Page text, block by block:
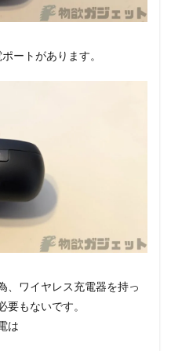
ートがあります。
、ワイヤレス充電器を持っ
もないです。
は